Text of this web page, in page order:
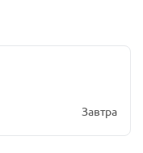
Завтра